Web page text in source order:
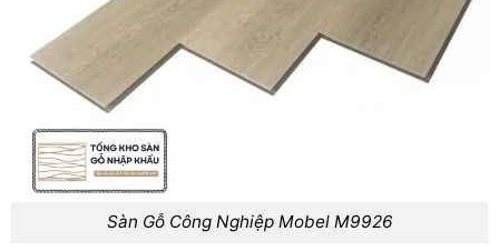
Sàn Gỗ Công Nghiệp Mobel M9926